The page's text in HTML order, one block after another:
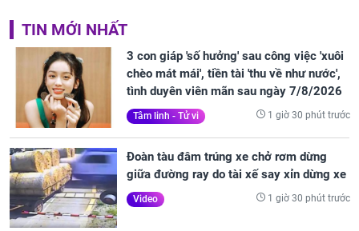
TIN MỚI NHẤT
3 con giáp 'số hưởng' sau công việc 'xuôi
chèo mát mái', tiền tài 'thu về như nước',
tình duyên viên mãn sau ngày 7/8/2026
Tâm linh - Tử vi 1 giờ 30 phút trước
Đoàn tàu đâm trúng xe chở rơm dừng
giữa đường ray do tài xế say xỉn dừng xe
Video 1 giờ 30 phút trước